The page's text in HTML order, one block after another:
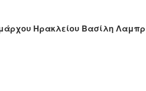
Ηρακλείου Βασίλη